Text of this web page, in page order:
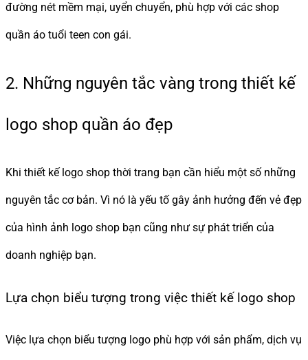
đường nét mềm mại, uyển chuyển, phù hợp với các shop
quần áo tuổi teen con gái.
2. Những nguyên tắc vàng trong thiết kế
logo shop quần áo đẹp
Khi thiết kế logo shop thời trang bạn cần hiểu một số những
nguyên tắc cơ bản. Vì nó là yếu tố gây ảnh hưởng đến vẻ đẹp
của hình ảnh logo shop bạn cũng như sự phát triển của
doanh nghiệp bạn.
Lựa chọn biểu tượng trong việc thiết kế logo shop
Việc lựa chọn biểu tượng logo phù hợp với sản phẩm, dịch vụ